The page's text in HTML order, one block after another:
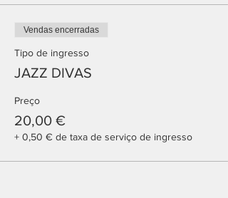
Vendas encerradas
Tipo de ingresso
JAZZ DIVAS
Preço
20,00 €
+ 0,50 € de taxa de serviço de ingresso